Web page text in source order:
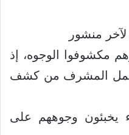
منشور
مكشوفوا الوجوه، إذ
المشرف من كشف
يخبئون وجوههم على